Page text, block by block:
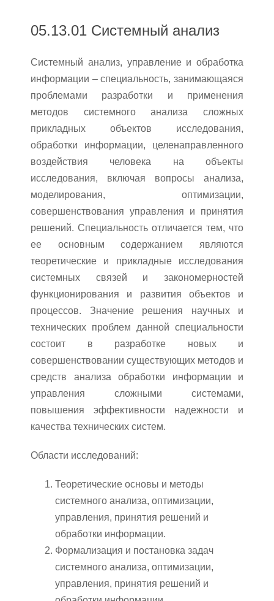
05.13.01 Системный анализ
Системный анализ, управление и обработка
информации – специальность, занимающаяся
проблемами разработки и применения
методов системного анализа сложных
прикладных объектов исследования,
обработки информации, целенаправленного
воздействия человека на объекты
исследования, включая вопросы анализа,
моделирования, оптимизации,
совершенствования управления и принятия
решений. Специальность отличается тем, что
ее основным содержанием являются
теоретические и прикладные исследования
системных связей и закономерностей
функционирования и развития объектов и
процессов. Значение решения научных и
технических проблем данной специальности
состоит в разработке новых и
совершенствовании существующих методов и
средств анализа обработки информации и
управления сложными системами,
повышения эффективности надежности и
качества технических систем.
Области исследований:
Теоретические основы и методы
системного анализа, оптимизации,
управления, принятия решений и
обработки информации.
Формализация и постановка задач
системного анализа, оптимизации,
управления, принятия решений и